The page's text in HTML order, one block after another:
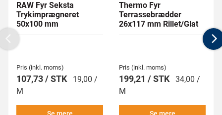
RAW Fyr Seksta
Trykimprægneret
50x100 mm
Pris (inkl. moms)
107,73 / STK
19,00 /
M
Thermo Fyr
Terrassebrædder
26x117 mm Rillet/Glat
Pris (inkl. moms)
199,21 / STK 34,00 /
M
Previous